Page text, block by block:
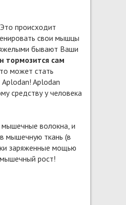
происходит
свои мышцы
бывают Ваши
тормозится сам
может стать
Aplodan
средству у человека
мышечные волокна, и
мышечную ткань (в
заряженные мощью
рост!